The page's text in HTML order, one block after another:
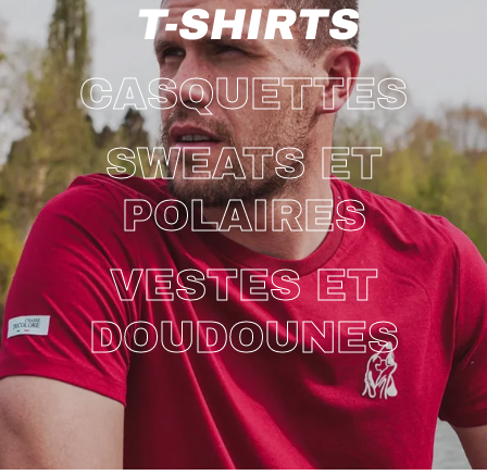
T-SHIRTS
CASQUETTES
SWEATS ET
POLAIRES
VESTES ET
DOUDOUNES